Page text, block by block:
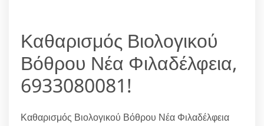
Καθαρισμός Βιολογικού
Βόθρου Νέα Φιλαδέλφεια,
6933080081!
Καθαρισμός Βιολογικού Βόθρου Νέα Φιλαδέλφεια